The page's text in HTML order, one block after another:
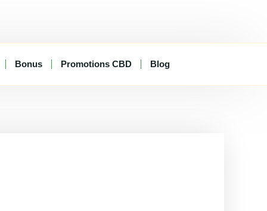
Bonus Promotions CBD Blog